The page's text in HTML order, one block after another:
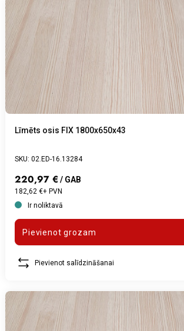
Līmēts osis FIX 1800x650x43
SKU: 02.ED-16.13284
220,97 € / GAB
182,62 €+ PVN
Ir noliktavā
Pievienot grozam
Pievienot salīdzināšanai